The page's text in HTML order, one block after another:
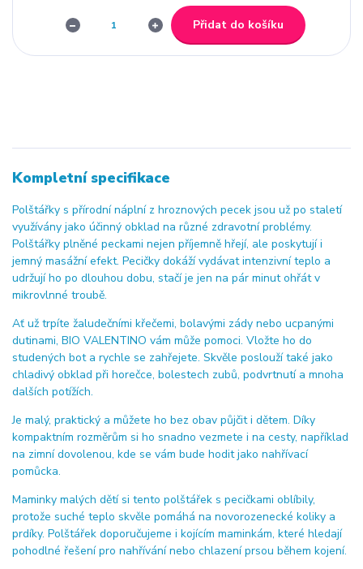
Přidat do košíku
Kompletní specifikace
Polštářky s přírodní náplní z hroznových pecek jsou už po staletí
využívány jako účinný obklad na různé zdravotní problémy.
Polštářky plněné peckami nejen příjemně hřejí, ale poskytují i
jemný masážní efekt. Pecičky dokáží vydávat intenzivní teplo a
udržují ho po dlouhou dobu, stačí je jen na pár minut ohřát v
mikrovlnné troubě.
Ať už trpíte žaludečními křečemi, bolavými zády nebo ucpanými
dutinami, BIO VALENTINO vám může pomoci. Vložte ho do
studených bot a rychle se zahřejete. Skvěle poslouží také jako
chladivý obklad při horečce, bolestech zubů, podvrtnutí a mnoha
dalších potížích.
Je malý, praktický a můžete ho bez obav půjčit i dětem. Díky
kompaktním rozměrům si ho snadno vezmete i na cesty, například
na zimní dovolenou, kde se vám bude hodit jako nahřívací
pomůcka.
Maminky malých dětí si tento polštářek s pecičkami oblíbily,
protože suché teplo skvěle pomáhá na novorozenecké koliky a
prdíky. Polštářek doporučujeme i kojícím maminkám, které hledají
pohodlné řešení pro nahřívání nebo chlazení prsou během kojení.